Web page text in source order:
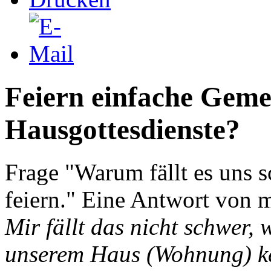
Feiern einfache
Hausgottesdienste?
Frage "Warum fällt es uns
feiern." Eine Antwort von
Mir fällt das nicht schwer,
unserem Haus (Wohnung)